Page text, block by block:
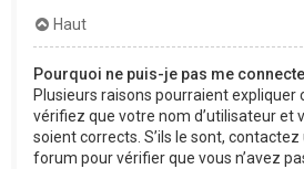
Haut
Pourquoi ne puis-je pas me
Plusieurs raisons pourraient expliquer
vérifiez que votre nom d’utilisateur et
soient corrects. S’ils le sont,
forum pour vérifier que vous n’avez